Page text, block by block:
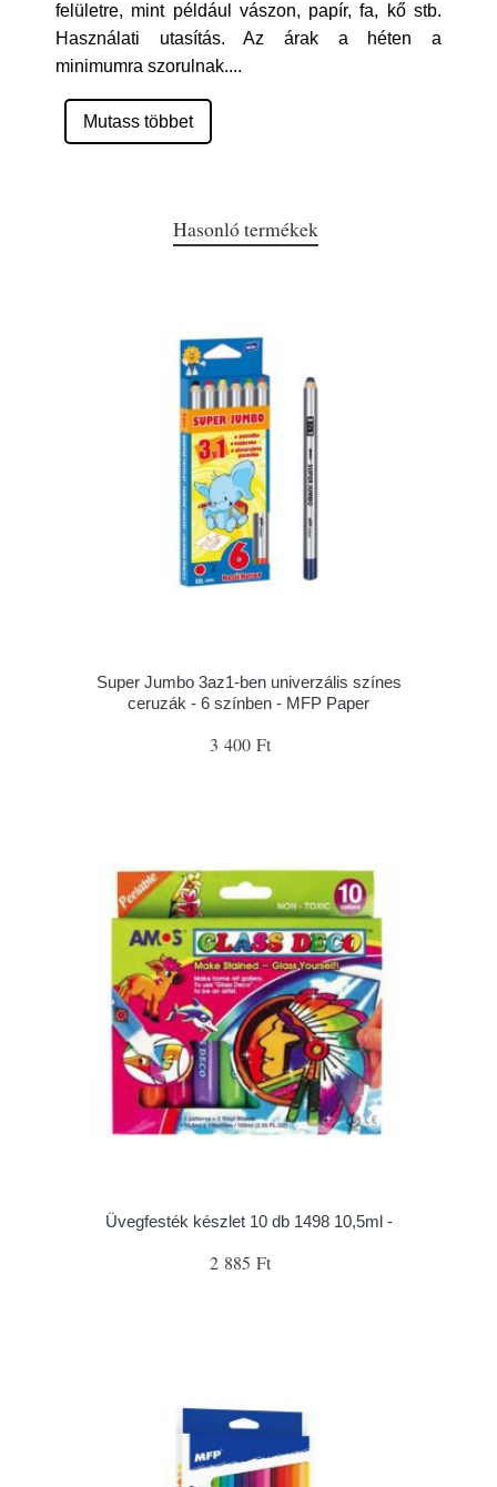
felületre, mint például vászon, papír, fa, kő stb.
Használati utasítás. Az árak a héten a
minimumra szorulnak....
Mutass többet
Hasonló termékek
Super Jumbo 3az1-ben univerzális színes
ceruzák - 6 színben - MFP Paper
3 400 Ft
Üvegfesték készlet 10 db 1498 10,5ml -
2 885 Ft